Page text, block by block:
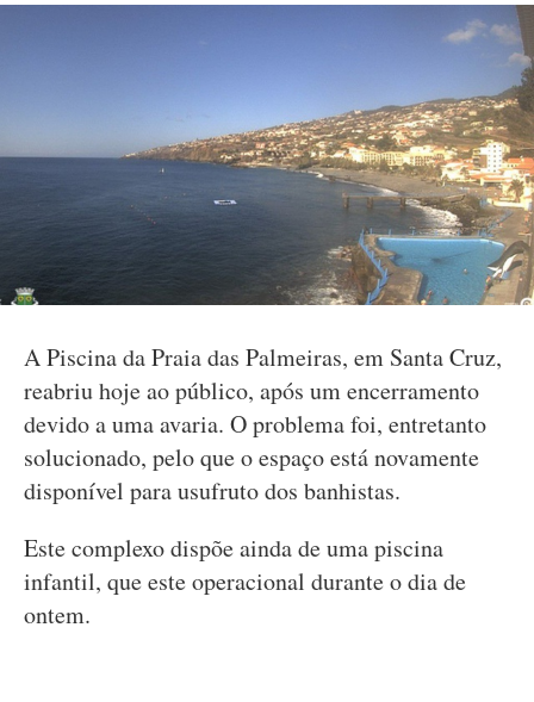
A Piscina da Praia das Palmeiras, em Santa Cruz,
reabriu hoje ao público, após um encerramento
devido a uma avaria. O problema foi, entretanto
solucionado, pelo que o espaço está novamente
disponível para usufruto dos banhistas.
Este complexo dispõe ainda de uma piscina
infantil, que este operacional durante o dia de
ontem.